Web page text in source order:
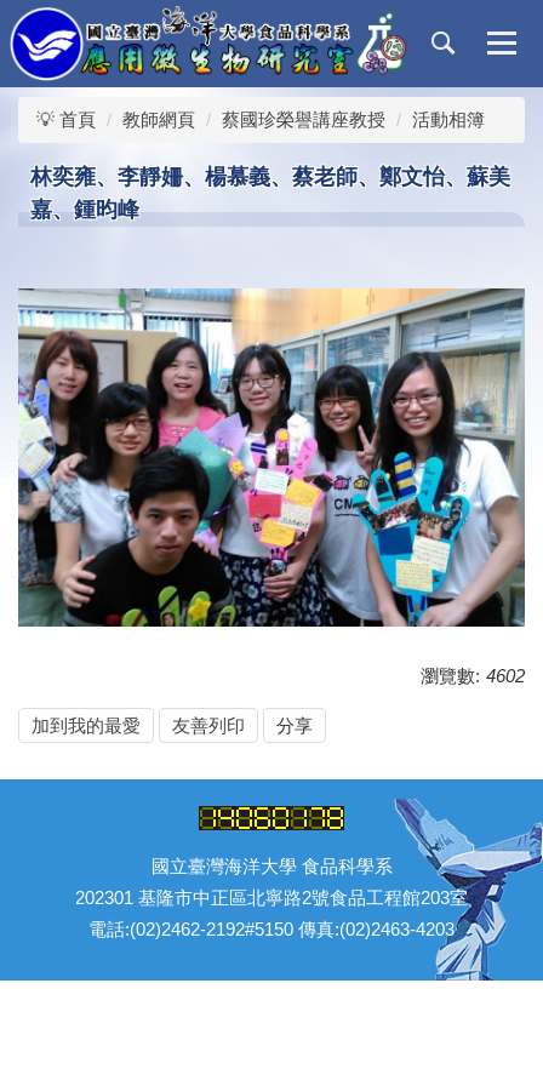
跳
到
主
要
💡 首頁 教師網頁 蔡國珍榮譽講座教授 活動相簿
林奕雍、李靜姍、楊慕義、蔡老師、鄭文怡、蘇美
嘉、鍾昀峰
瀏覽數: 4602
加到我的最愛 友善列印 分享
國立臺灣海洋大學 食品科學系
202301 基隆市中正區北寧路2號食品工程館203室
電話:(02)2462-2192#5150 傳真:(02)2463-4203